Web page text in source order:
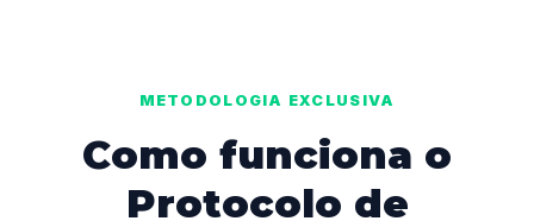
METODOLOGIA EXCLUSIVA
Como funciona o
Protocolo de